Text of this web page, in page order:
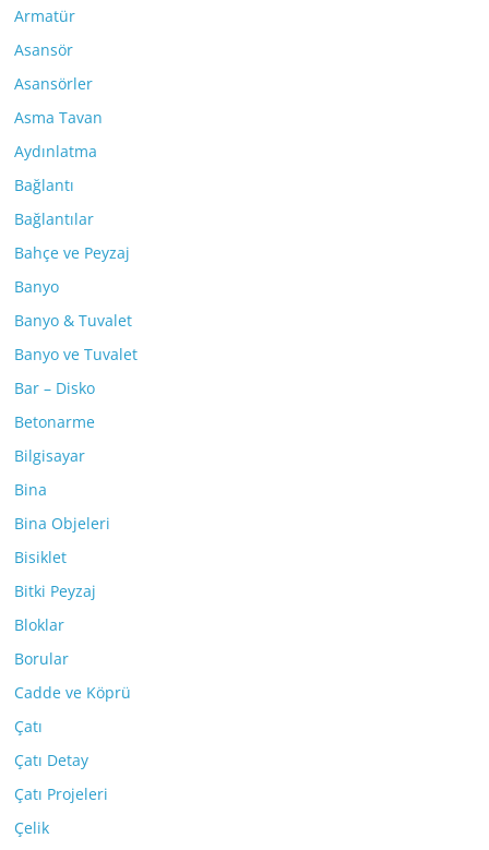
Armatür
Asansör
Asansörler
Asma Tavan
Aydınlatma
Bağlantı
Bağlantılar
Bahçe ve Peyzaj
Banyo
Banyo & Tuvalet
Banyo ve Tuvalet
Bar – Disko
Betonarme
Bilgisayar
Bina
Bina Objeleri
Bisiklet
Bitki Peyzaj
Bloklar
Borular
Cadde ve Köprü
Çatı
Çatı Detay
Çatı Projeleri
Çelik